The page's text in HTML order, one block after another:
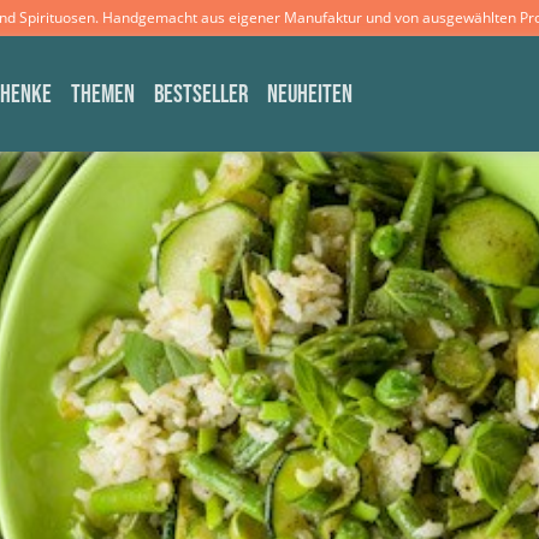
Spirituosen. Handgemacht aus eigener Manufaktur und von ausgewählten
THEMEN BESTSELLER NEUHEITEN